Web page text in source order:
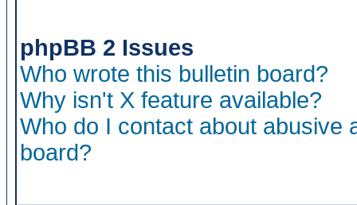
phpBB 2 Issues
Who wrote this bulletin board?
Why isn't X feature available?
Who do I contact about abusive
board?